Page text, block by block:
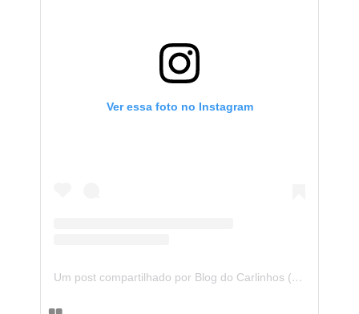
Ver essa foto no Instagram
Um post compartilhado por Blog do Carlinhos (@carlinhosdoblog)